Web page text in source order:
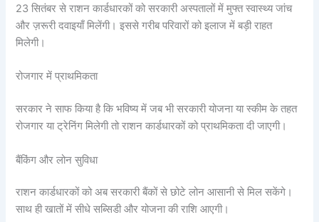
23 सितंबर से राशन कार्डधारकों को सरकारी अस्पतालों में मुफ्त स्वास्थ्य जांच
और ज़रूरी दवाइयाँ मिलेंगी। इससे गरीब परिवारों को इलाज में बड़ी राहत
मिलेगी।
रोजगार में प्राथमिकता
सरकार ने साफ किया है कि भविष्य में जब भी सरकारी योजना या स्कीम के तहत
रोजगार या ट्रेनिंग मिलेगी तो राशन कार्डधारकों को प्राथमिकता दी जाएगी।
बैंकिंग और लोन सुविधा
राशन कार्डधारकों को अब सरकारी बैंकों से छोटे लोन आसानी से मिल सकेंगे।
साथ ही खातों में सीधे सब्सिडी और योजना की राशि आएगी।